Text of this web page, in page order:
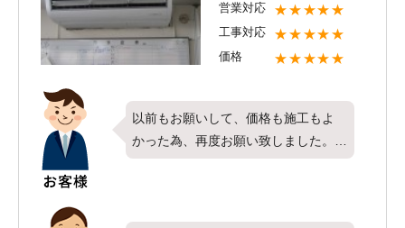
の時は、施工致しましたエアコンコム
までご用命頂ければと思います。
ありがとうございました。
営業対応 ★★★★★
工事対応 ★★★★★
価格 ★★★★★
以前もお願いして、価格も施工もよ
かった為、再度お願い致しました。
工事の方の対応が今回もよく、丁寧に